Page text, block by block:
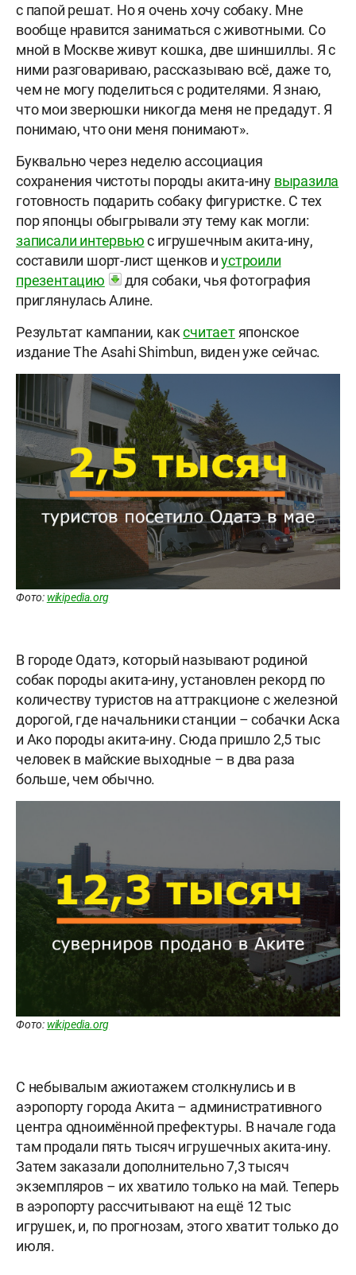
с папой решат. Но я очень хочу собаку. Мне
вообще нравится заниматься с животными. Со
мной в Москве живут кошка, две шиншиллы. Я с
ними разговариваю, рассказываю всё, даже то,
чем не могу поделиться с родителями. Я знаю,
что мои зверюшки никогда меня не предадут. Я
понимаю, что они меня понимают».
Буквально через неделю ассоциация
сохранения чистоты породы акита-ину выразила
готовность подарить собаку фигуристке. С тех
пор японцы обыгрывали эту тему как могли:
записали интервьюс игрушечным акита-ину,
составили шорт-лист щенков иустроили
презентацию
для собаки, чья фотография
приглянулась Алине.
Результат кампании, каксчитаетяпонское
издание The Asahi Shimbun, виден уже сейчас.
Фото: wikipedia.org
В городе Одатэ, который называют родиной
собак породы акита-ину, установлен рекорд по
количеству туристов на аттракционе с железной
дорогой, где начальники станции – собачки Аска
и Ако породы акита-ину. Сюда пришло 2,5 тыс
человек в майские выходные – в два раза
больше, чем обычно.
Фото: wikipedia.org
С небывалым ажиотажем столкнулись и в
аэропорту города Акита – административного
центра одноимённой префектуры. В начале года
там продали пять тысяч игрушечных акита-ину.
Затем заказали дополнительно 7,3 тысяч
экземпляров – их хватило только на май. Теперь
в аэропорту рассчитывают на ещё 12 тыс
игрушек, и, по прогнозам, этого хватит только до
июля.